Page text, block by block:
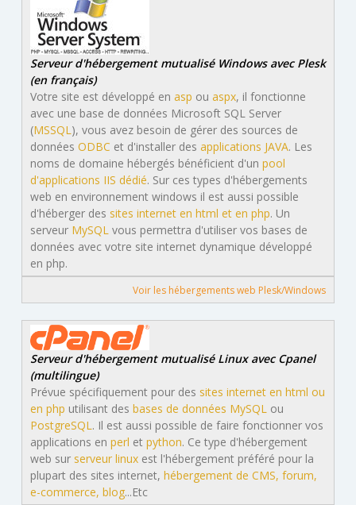
Serveur d'hébergement mutualisé Windows avec Plesk
(en français)
Votre site est développé en asp ou aspx, il fonctionne
avec une base de données Microsoft SQL Server
(MSSQL), vous avez besoin de gérer des sources de
données ODBC et d'installer des applications JAVA. Les
noms de domaine hébergés bénéficient d'un pool
d'applications IIS dédié. Sur ces types d'hébergements
web en environnement windows il est aussi possible
d'héberger des sites internet en html et en php. Un
serveur MySQLvous permettra d'utiliser vos bases de
données avec votre site internet dynamique développé
en php.
Voir les hébergements web Plesk/Windows
Serveur d'hébergement mutualisé Linux avec Cpanel
(multilingue)
Prévue spécifiquement pour des sites internet en html ou
en php utilisant des bases de données MySQLou
PostgreSQL. Il est aussi possible de faire fonctionner vos
applications en perl et python. Ce type d'hébergement
web sur serveur linuxest l'hébergement préféré pour la
plupart des sites internet, hébergement de CMS, forum,
e-commerce, blog...Etc